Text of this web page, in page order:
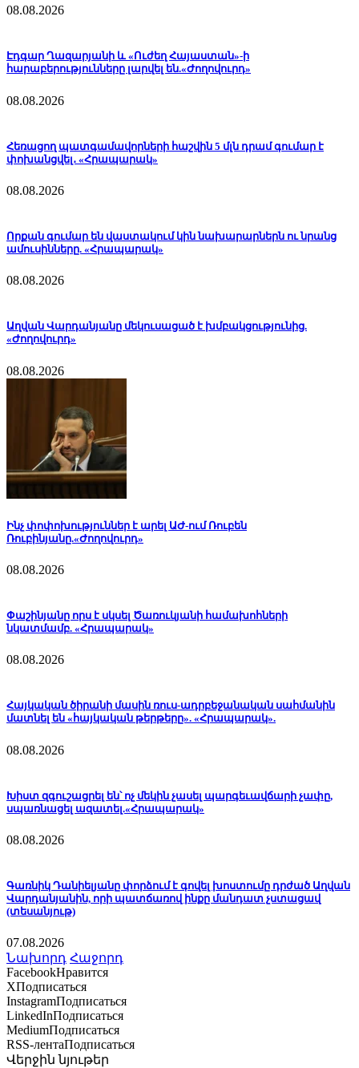
08.08.2026
Էդգար Ղազարյանի և «Ուժեղ Հայաստան»-ի
հարաբերությունները լարվել են.«Ժողովուրդ»
08.08.2026
Հեռացող պատգամավորների հաշվին 5 մլն դրամ գումար է
փոխանցվել․ «Հրապարակ»
08.08.2026
Որքան գումար են վաստակում կին նախարարներն ու նրանց
ամուսինները. «Հրապարակ»
08.08.2026
Աղվան Վարդանյանը մեկուսացած է խմբակցությունից.
«Ժողովուրդ»
08.08.2026
Ինչ փոփոխություններ է արել ԱԺ-ում Ռուբեն
Ռուբինյանը.«Ժողովուրդ»
08.08.2026
Փաշինյանը որս է սկսել Ծառուկյանի համախոհների
նկատմամբ. «Հրապարակ»
08.08.2026
Հայկական ծիրանի մասին ռուս-ադրբեջանական սահմանին
մատնել են «հայկական թերթերը». «Հրապարակ».
08.08.2026
Խիստ զգուշացրել են՝ ոչ մեկին չասել պարգեւավճարի չափը,
սպառնացել ազատել.«Հրապարակ»
08.08.2026
Գառնիկ Դանիելյանը փորձում է գովել խոստումը դրժած Աղվան
Վարդանյանին, որի պատճառով ինքը մանդատ չստացավ
(տեսանյութ)
07.08.2026
Նախորդ Հաջորդ
FacebookНравится
XПодписаться
InstagramПодписаться
LinkedInПодписаться
MediumПодписаться
RSS-лентаПодписаться
Վերջին նյութեր